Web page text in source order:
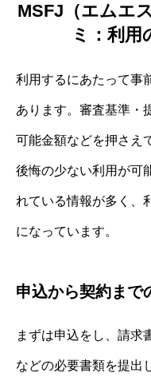
MSFJ（エムエ
ミ：利用
利用するにあたって事
あります。審査基準・
可能金額などを押さえ
後悔の少ない利用が可
れている情報が多く、
になっています。
申込から契約まで
まずは申込をし、請求
などの必要書類を提出